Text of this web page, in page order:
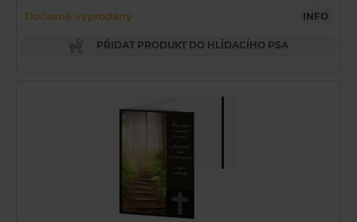
Dočasně vyprodaný INFO
PŘIDAT PRODUKT DO HLÍDACÍHO PSA